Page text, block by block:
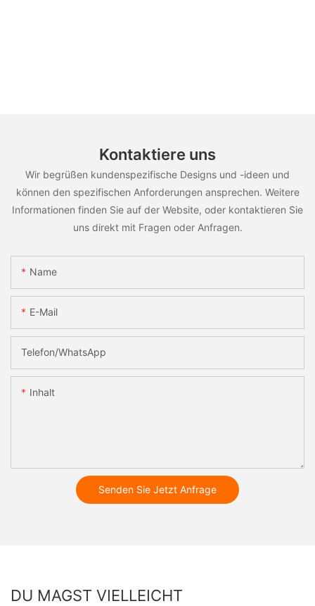
Kontaktiere uns
Wir begrüßen kundenspezifische Designs und -ideen und
können den spezifischen Anforderungen ansprechen. Weitere
Informationen finden Sie auf der Website, oder kontaktieren Sie
uns direkt mit Fragen oder Anfragen.
Name
E-Mail
Telefon/WhatsApp
Inhalt
Senden Sie Jetzt Anfrage
DU MAGST VIELLEICHT